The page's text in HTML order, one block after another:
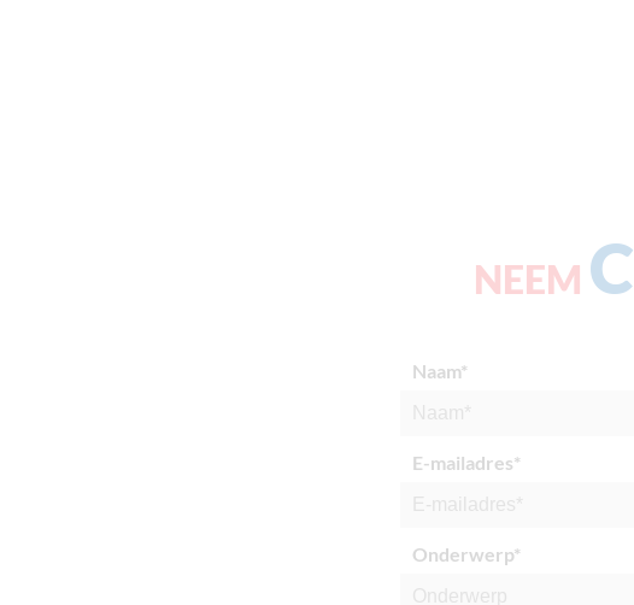
NEEM
Naam*
E-mailadres*
Onderwerp*